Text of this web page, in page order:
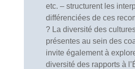
etc. – structurent les
différenciées de ces
? La diversité des
présentes au sein des
invite également à
diversité des rapports à